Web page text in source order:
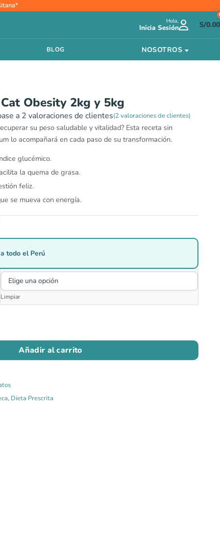
Hola,
Inicia Sesión S/0.00
BLOG NOSOTROS
Obesity 2kg y 5kg
a 2 valoraciones de clientes(2 valoraciones de clientes)
su peso saludable y vitalidad? Esta receta sin
lo acompañará en cada paso de su transformación.
glucémico.
la quema de grasa.
feliz.
se mueva con energía.
todo el Perú
Limpiar
Añadir al carrito
, Dieta Prescrita